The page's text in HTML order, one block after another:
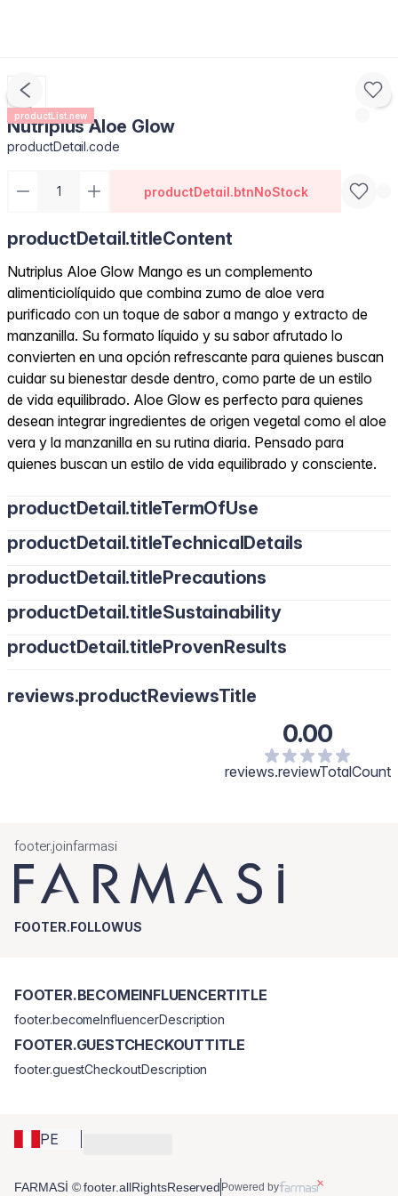
productList.new
Nutriplus Aloe Glow
productDetail.code
productDetail.btnNoStock
productDetail.titleContent
Nutriplus Aloe Glow Mango es un complemento
alimenticiolíquido que combina zumo de aloe vera
purificado con un toque de sabor a mango y extracto de
manzanilla. Su formato líquido y su sabor afrutado lo
convierten en una opción refrescante para quienes buscan
cuidar su bienestar desde dentro, como parte de un estilo
de vida equilibrado. Aloe Glow es perfecto para quienes
desean integrar ingredientes de origen vegetal como el aloe
vera y la manzanilla en su rutina diaria. Pensado para
quienes buscan un estilo de vida equilibrado y consciente.
productDetail.titleTermOfUse
productDetail.titleTechnicalDetails
productDetail.titlePrecautions
productDetail.titleSustainability
productDetail.titleProvenResults
reviews.productReviewsTitle
0.00
reviews.reviewTotalCount
footer.joinfarmasi
FOOTER.FOLLOWUS
PE
FOOTER.BECOMEINFLUENCERTITLE
footer.becomeInfluencerDescription
FOOTER.GUESTCHECKOUTTITLE
footer.guestCheckoutDescription
FARMASİ © footer.allRightsReserved Powered by